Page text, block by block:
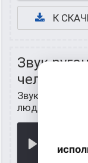
К
Звук
человека
Звуки людей
людей